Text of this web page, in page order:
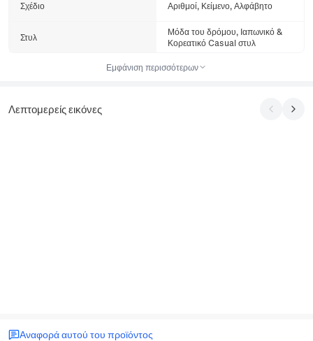
Σχέδιο Αριθμοί, Κείμενο, Αλφάβητο
Στυλ
Μόδα του δρόμου, Ιαπωνικό &
Κορεατικό Casual στυλ
Εμφάνιση περισσότερων
Λεπτομερείς εικόνες
Αναφορά αυτού του προϊόντος